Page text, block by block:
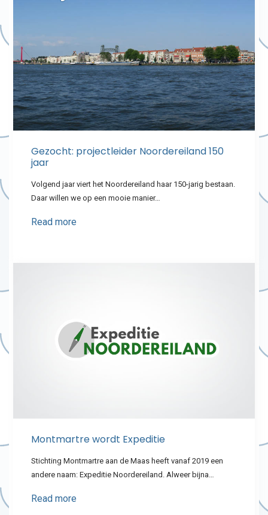
Gezocht: projectleider Noordereiland 150
jaar
Volgend jaar viert het Noordereiland haar 150-jarig bestaan.
Daar willen we op een mooie manier…
Read more
Montmartre wordt Expeditie
Stichting Montmartre aan de Maas heeft vanaf 2019 een
andere naam: Expeditie Noordereiland. Alweer bijna…
Read more